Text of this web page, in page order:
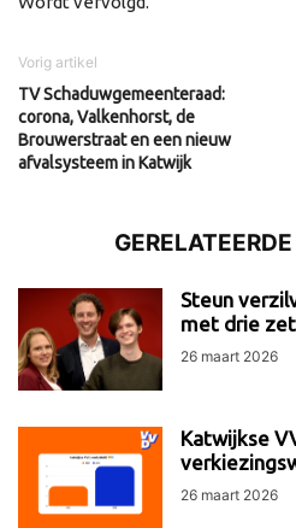
Vorig artikel
TV Schaduwgemeenteraad:
corona, Valkenhorst, de
Brouwerstraat en een nieuw
afvalsysteem in Katwijk
Steun
met drie
26 maart 2026
Katwijkse
26 maart 2026